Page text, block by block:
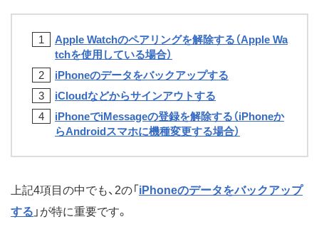
Apple Watchのペアリングを解除する（Apple Wa
tchを使用している場合）
iPhoneのデータをバックアップする
iCloudなどからサインアウトする
iPhoneでiMessageの登録を解除する（iPhoneか
らAndroidスマホに機種変更する場合）
上記4項目の中でも、2の「 iPhoneのデータをバックアップ
する 」が特に重要です。